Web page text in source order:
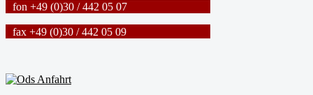
fon +49 (0)30 / 442 05 07
fax +49 (0)30 / 442 05 09